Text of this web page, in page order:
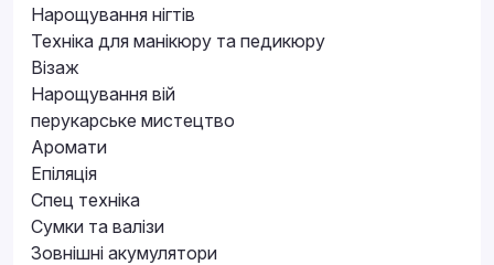
Нарощування нігтів
Техніка для манікюру та педикюру
Візаж
Нарощування вій
перукарське мистецтво
Аромати
Епіляція
Спец техніка
Сумки та валізи
Зовнішні акумулятори